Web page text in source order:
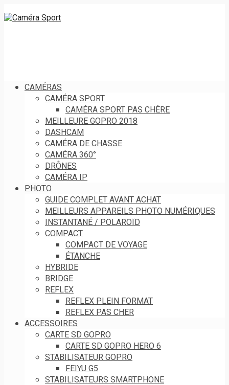
CAMÉRAS
CAMÉRA SPORT
CAMÉRA SPORT PAS CHÈRE
MEILLEURE GOPRO 2018
DASHCAM
CAMÉRA DE CHASSE
CAMÉRA 360°
DRÔNES
CAMÉRA IP
PHOTO
GUIDE COMPLET AVANT ACHAT
MEILLEURS APPAREILS PHOTO NUMÉRIQUES
INSTANTANÉ / POLAROÏD
COMPACT
COMPACT DE VOYAGE
ÉTANCHE
HYBRIDE
BRIDGE
REFLEX
REFLEX PLEIN FORMAT
REFLEX PAS CHER
ACCESSOIRES
CARTE SD GOPRO
CARTE SD GOPRO HERO 6
STABILISATEUR GOPRO
FEIYU G5
STABILISATEURS SMARTPHONE